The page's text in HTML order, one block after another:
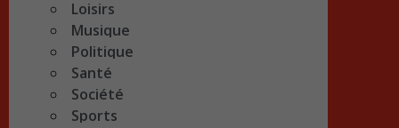
Loisirs
Musique
Politique
Santé
Société
Sports